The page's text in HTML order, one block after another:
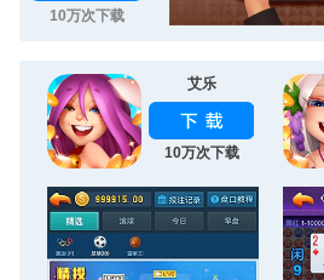
10万次下载
艾乐
10万次下载